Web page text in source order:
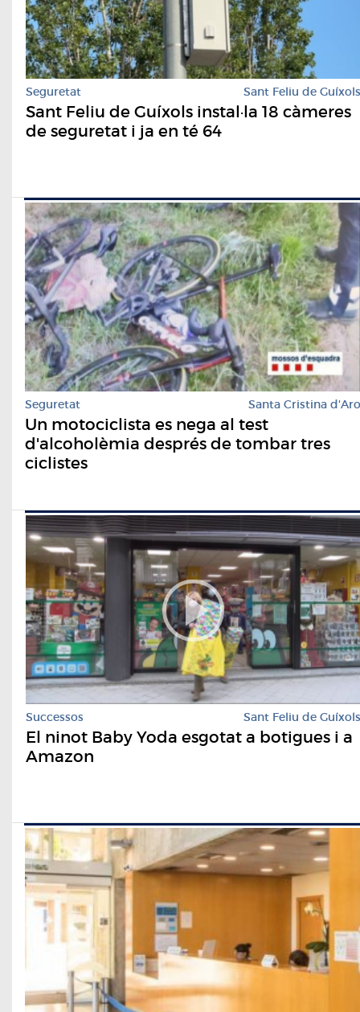
Seguretat Sant Feliu de Guíxols
Sant Feliu de Guíxols instal·la 18 càmeres
de seguretat i ja en té 64
Seguretat Santa Cristina d'Aro
Un motociclista es nega al test
d'alcoholèmia després de tombar tres
ciclistes
Successos Sant Feliu de Guíxols
El ninot Baby Yoda esgotat a botigues i a
Amazon